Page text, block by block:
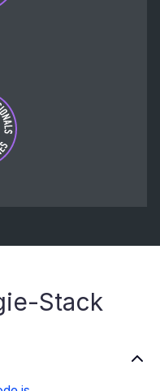
Stack